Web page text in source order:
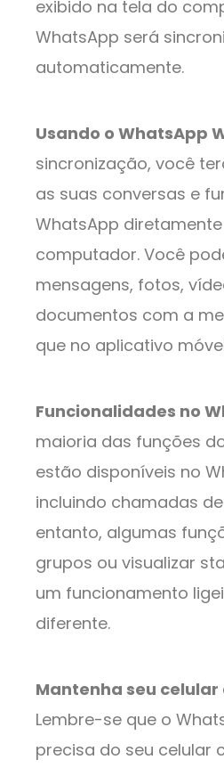
exibido na tela do
WhatsApp será
automaticamente.
Usando o WhatsApp
sincronização, você
as suas conversas e
WhatsApp
computador. Você
mensagens, fotos,
documentos com a
que no aplicativo
Funcionalidades no
maioria das funções
estão disponíveis no
incluindo chamadas
entanto, algumas
grupos ou visualizar
um funcionamento
diferente.
Mantenha seu
Lembre-se que o
precisa do seu celular